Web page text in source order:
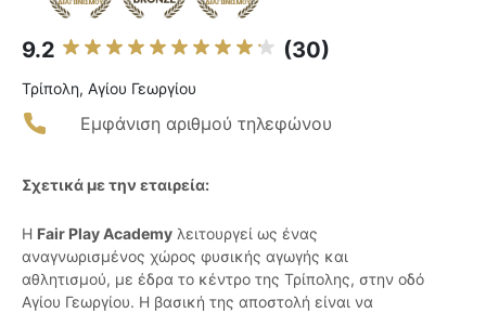
9.2 (30)
Τρίπολη, Αγίου Γεωργίου
Εμφάνιση αριθμού τηλεφώνου
Σχετικά με την εταιρεία:
Η Fair Play Academy λειτουργεί ως ένας
αναγνωρισμένος χώρος φυσικής αγωγής και
αθλητισμού, με έδρα το κέντρο της Τρίπολης, στην οδό
Αγίου Γεωργίου. Η βασική της αποστολή είναι να